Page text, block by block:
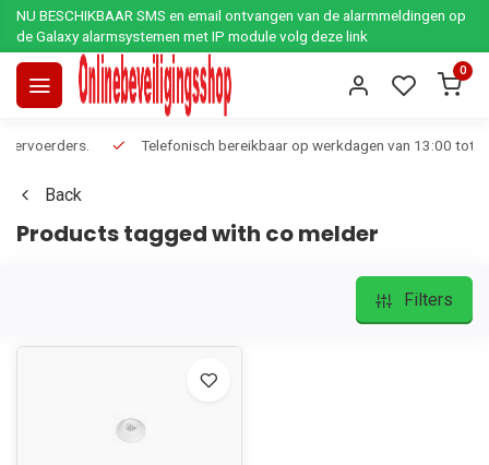
NU BESCHIKBAAR SMS en email ontvangen van de alarmmeldingen op
de Galaxy alarmsystemen met IP module volg deze link
0
Telefonisch bereikbaar op werkdagen van 13:00 tot 17:00
Back
Products tagged with co melder
Filters